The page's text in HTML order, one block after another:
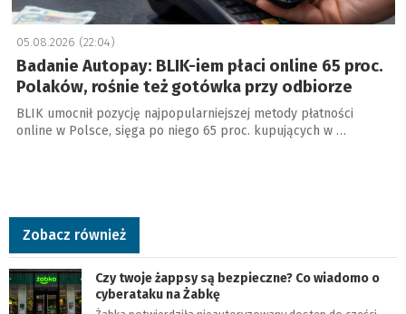
05.08.2026 (22:04)
Badanie Autopay: BLIK-iem płaci online 65 proc.
Polaków, rośnie też gotówka przy odbiorze
BLIK umocnił pozycję najpopularniejszej metody płatności
online w Polsce, sięga po niego 65 proc. kupujących w …
Zobacz również
Czy twoje żappsy są bezpieczne? Co wiadomo o
cyberataku na Żabkę